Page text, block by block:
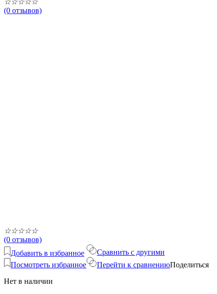
(0 отзывов)
☆☆☆☆☆
(0 отзывов)
Добавить в избранное
Посмотреть избранное
Сравнить с другими
Перейти к сравнениюПоделиться
Нет в наличии